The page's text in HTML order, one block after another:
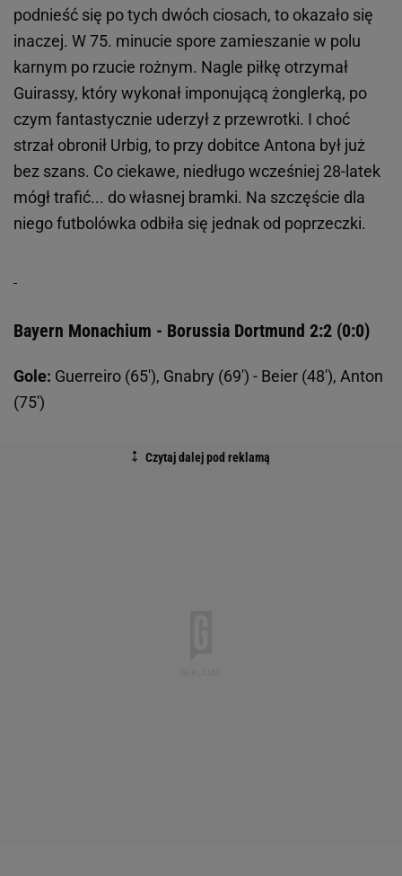
podnieść się po tych dwóch ciosach, to okazało się
inaczej. W 75. minucie spore zamieszanie w polu
karnym po rzucie rożnym. Nagle piłkę otrzymał
Guirassy, który wykonał imponującą żonglerką, po
czym fantastycznie uderzył z przewrotki. I choć
strzał obronił Urbig, to przy dobitce Antona był już
bez szans. Co ciekawe, niedługo wcześniej 28-latek
mógł trafić... do własnej bramki. Na szczęście dla
niego futbolówka odbiła się jednak od poprzeczki.
Bayern Monachium - Borussia Dortmund 2:2 (0:0)
Gole: Guerreiro (65'), Gnabry (69') - Beier (48'), Anton
(75')